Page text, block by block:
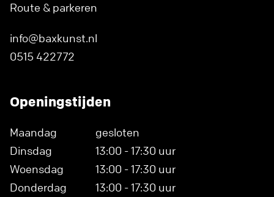
Route & parkeren
info@baxkunst.nl
0515 422772
Openingstijden
Maandag
gesloten
Dinsdag
13:00 - 17:30 uur
Woensdag
13:00 - 17:30 uur
Donderdag
13:00 - 17:30 uur